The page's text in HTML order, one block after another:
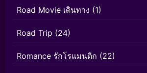
Road Movie เดินทาง (1)
Road Trip (24)
Romance รักโรแมนติก (22)